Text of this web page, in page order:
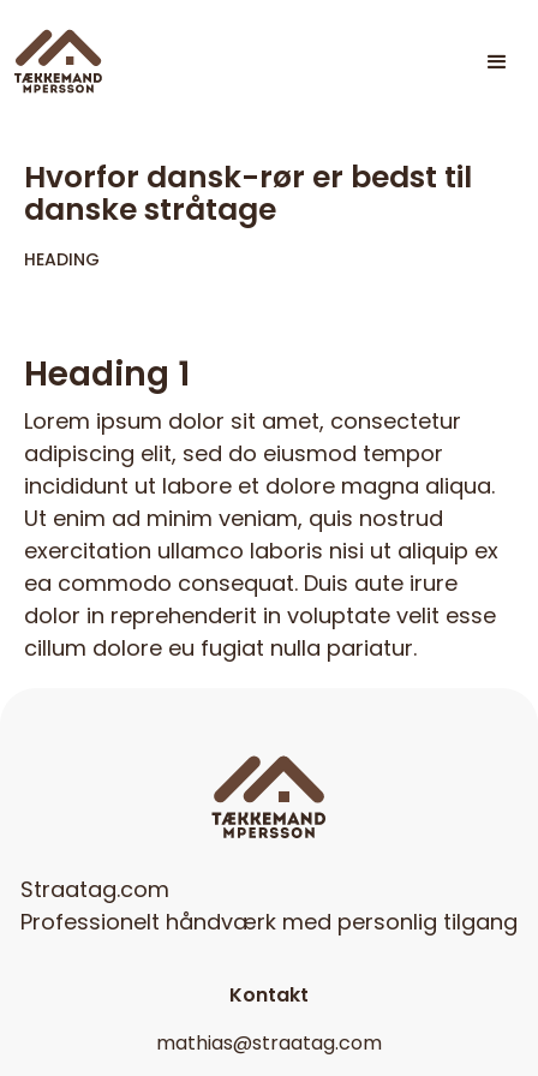
Hvorfor dansk-rør er bedst til
danske stråtage
HEADING
Heading 1
Lorem ipsum dolor sit amet, consectetur
adipiscing elit, sed do eiusmod tempor
incididunt ut labore et dolore magna aliqua.
Ut enim ad minim veniam, quis nostrud
exercitation ullamco laboris nisi ut aliquip ex
ea commodo consequat. Duis aute irure
dolor in reprehenderit in voluptate velit esse
cillum dolore eu fugiat nulla pariatur.
Straatag.com
Professionelt håndværk med personlig tilgang
Kontakt
mathias@straatag.com